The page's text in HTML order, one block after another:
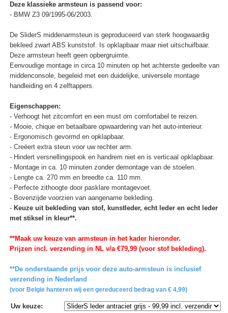
Deze klassieke armsteun is passend voor:
- BMW Z3 09/1995-06/2003.
De SliderS middenarmsteun is geproduceerd van sterk hoogwaardig
bekleed zwart ABS kunststof. Is opklapbaar maar niet uitschuifbaar.
Deze armsteun heeft geen opbergruimte.
Eenvoudige montage in circa 10 minuten op het achterste gedeelte van
middenconsole, begeleid met een duidelijke, universele montage
handleiding en 4 zelftappers.
Eigenschappen:
- Verhoogt het zitcomfort en een must om comfortabel te reizen.
- Mooie, chique en betaalbare opwaardering van het auto-interieur.
- Ergonomisch gevormd en opklapbaar.
- Creëert extra steun voor uw rechter arm.
- Hindert versnellingspook en handrem niet en is verticaal opklapbaar.
- Montage in ca. 10 minuten zonder demontage van de stoelen.
- Lengte ca. 270 mm en breedte ca. 110 mm.
- Perfecte zithoogte door pasklare montagevoet.
- Bovenzijde voorzien van aangename bekleding.
- Keuze uit bekleding van stof, kunstleder, echt leder en echt leder
met stiksel in kleur**.
**Maak uw keuze van armsteun in het kader hieronder.
Prijzen incl. verzending in NL v/a €79,99 (voor stof bekleding).
**De onderstaande prijs voor deze auto-armsteun is inclusief
verzending in Nederland
(voor Belgie hanteren wij een gereduceerd bedrag van € 4,99)
Uw keuze: